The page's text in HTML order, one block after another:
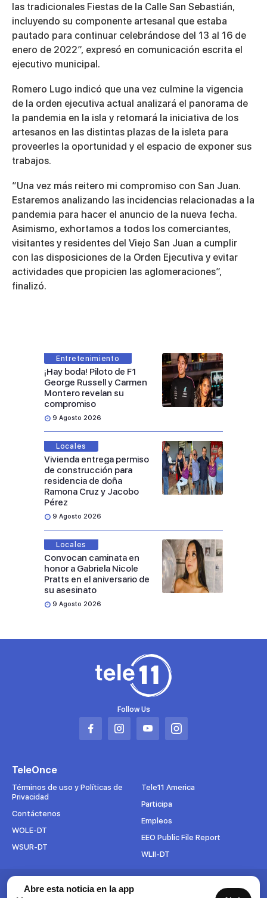
las tradicionales Fiestas de la Calle San Sebastián,
incluyendo su componente artesanal que estaba
pautado para continuar celebrándose del 13 al 16 de
enero de 2022”, expresó en comunicación escrita el
ejecutivo municipal.
Romero Lugo indicó que una vez culmine la vigencia
de la orden ejecutiva actual analizará el panorama de
la pandemia en la isla y retomará la iniciativa de los
artesanos en las distintas plazas de la isleta para
proveerles la oportunidad y el espacio de exponer sus
trabajos.
“Una vez más reitero mi compromiso con San Juan.
Estaremos analizando las incidencias relacionadas a la
pandemia para hacer el anuncio de la nueva fecha.
Asimismo, exhortamos a todos los comerciantes,
visitantes y residentes del Viejo San Juan a cumplir
con las disposiciones de la Orden Ejecutiva y evitar
actividades que propicien las aglomeraciones”,
finalizó.
Entretenimiento
¡Hay boda! Piloto de F1
George Russell y Carmen
Montero revelan su
compromiso
9 Agosto 2026
Locales
Vivienda entrega permiso
de construcción para
residencia de doña
Ramona Cruz y Jacobo
Pérez
9 Agosto 2026
Locales
Convocan caminata en
honor a Gabriela Nicole
Pratts en el aniversario de
su asesinato
9 Agosto 2026
Follow Us
Abrir
pestaña
Abrir
pestaña
Abrir
pestaña
Abrir
pestaña
TeleOnce
Términos de uso y Políticas de
Privacidad
Contáctenos
WOLE-DT
WSUR-DT
Tele11 America
Participa
Empleos
EEO Public File Report
WLII-DT
Suscríbete al boletín
Abre esta noticia en la app